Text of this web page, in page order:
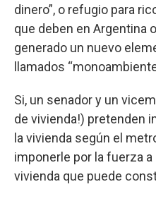
dinero”, o refugio para
que deben en Argentina
generado un nuevo
llamados
Si, un senador y un
de vivienda!) pretenden
la vivienda según el
imponerle por la fuerza a
vivienda que puede